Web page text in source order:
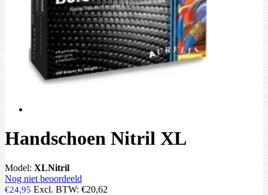
Handschoen Nitril XL
Model: XLNitril
Nog niet beoordeeld
€24,95 Excl. BTW: €20,62